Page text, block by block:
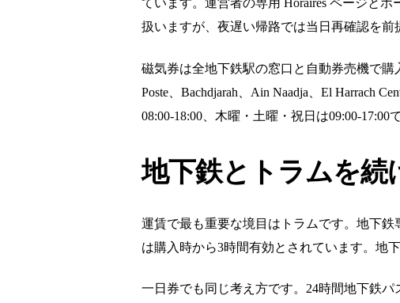
扱いますが、夜遅い帰路では当日再確認を前
磁気券は全地下鉄駅の窓口と自動券売機で購
Poste、Bachdjarah、Ain Naadja、El Harrach
08:00-18:00、木曜・土曜・祝日は09:00-17:00
地下鉄とトラムを続
運賃で最も重要な境目はトラムです。地下鉄
は購入時から3時間有効とされています。地
一日券でも同じ考え方です。24時間地下鉄